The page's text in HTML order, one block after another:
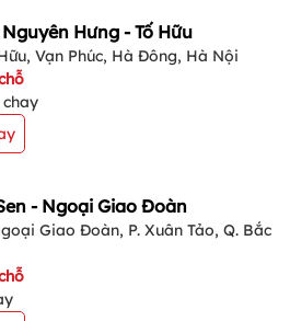
Hưng - Tố Hữu
Vạn Phúc, Hà Đông, Hà Nội
chay
- Ngoại Giao Đoàn
Giao Đoàn, P. Xuân Tảo, Q. Bắc